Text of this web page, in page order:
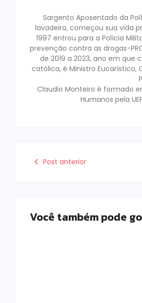
Sargento Aposentado da
lavadeira, começou sua vida
1997 entrou para a Polícia
prevenção contra as drogas-
de 2019 a 2023, ano em que
católica, é Ministro Eucarístico,
Claudio Monteiro é formado
Humanos pela
Post anterior
Você também pode